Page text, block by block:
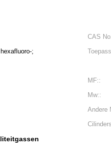
CAS
;
MF::
Mw::
Andere